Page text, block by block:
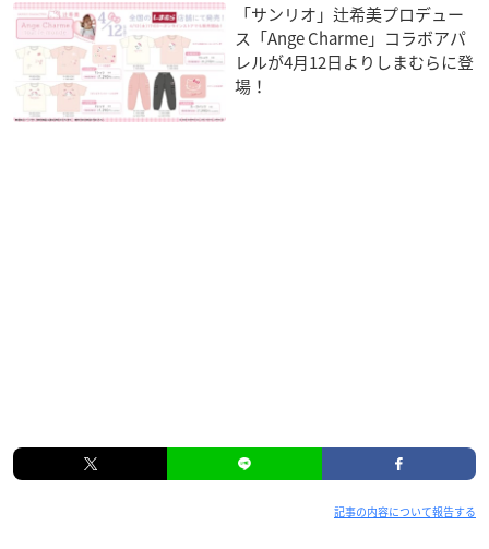
「サンリオ」辻希美プロデュー
ス「Ange Charme」コラボアパ
レルが4月12日よりしまむらに登
場！
記事の内容について報告する